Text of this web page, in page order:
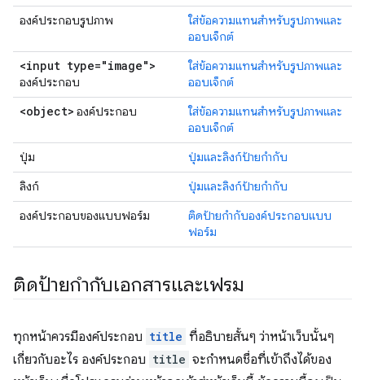
องค์ประกอบรูปภาพ
ใส่ข้อความแทนสำหรับรูปภาพและ
ออบเจ็กต์
<input type="image">
องค์ประกอบ
ใส่ข้อความแทนสำหรับรูปภาพและ
ออบเจ็กต์
<object> องค์ประกอบ
ใส่ข้อความแทนสำหรับรูปภาพและ
ออบเจ็กต์
ปุ่ม
ปุ่มและลิงก์ป้ายกำกับ
ลิงก์
ปุ่มและลิงก์ป้ายกำกับ
องค์ประกอบของแบบฟอร์ม
ติดป้ายกำกับองค์ประกอบแบบ
ฟอร์ม
ติดป้ายกำกับเอกสารและเฟรม
ทุกหน้าควรมีองค์ประกอบ title ที่อธิบายสั้นๆ ว่าหน้าเว็บนั้นๆ
เกี่ยวกับอะไร องค์ประกอบ title จะกำหนดชื่อที่เข้าถึงได้ของ